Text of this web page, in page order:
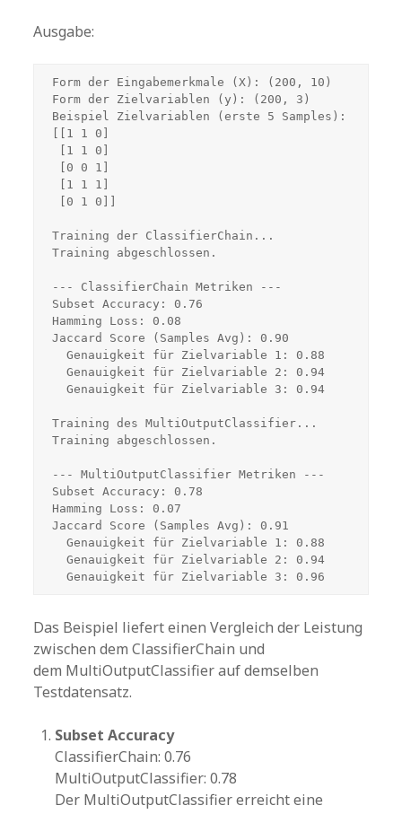
Ausgabe:
Form der Eingabemerkmale (X): (200, 10)
Form der Zielvariablen (y): (200, 3)
Beispiel Zielvariablen (erste 5 Samples):
[[1 1 0]
Training der ClassifierChain...
Training abgeschlossen.
--- ClassifierChain Metriken ---
Subset Accuracy: 0.76
Hamming Loss: 0.08
Jaccard Score (Samples Avg): 0.90
Training des MultiOutputClassifier...
Training abgeschlossen.
--- MultiOutputClassifier Metriken ---
Subset Accuracy: 0.78
Hamming Loss: 0.07
Jaccard Score (Samples Avg): 0.91
  Genauigkeit für Zielvariable 3: 0.96
Das Beispiel liefert einen Vergleich der Leistung
zwischen dem ClassifierChain und
dem MultiOutputClassifier auf demselben
Testdatensatz.
Subset Accuracy
ClassifierChain: 0.76
MultiOutputClassifier: 0.78
Der MultiOutputClassifier erreicht eine